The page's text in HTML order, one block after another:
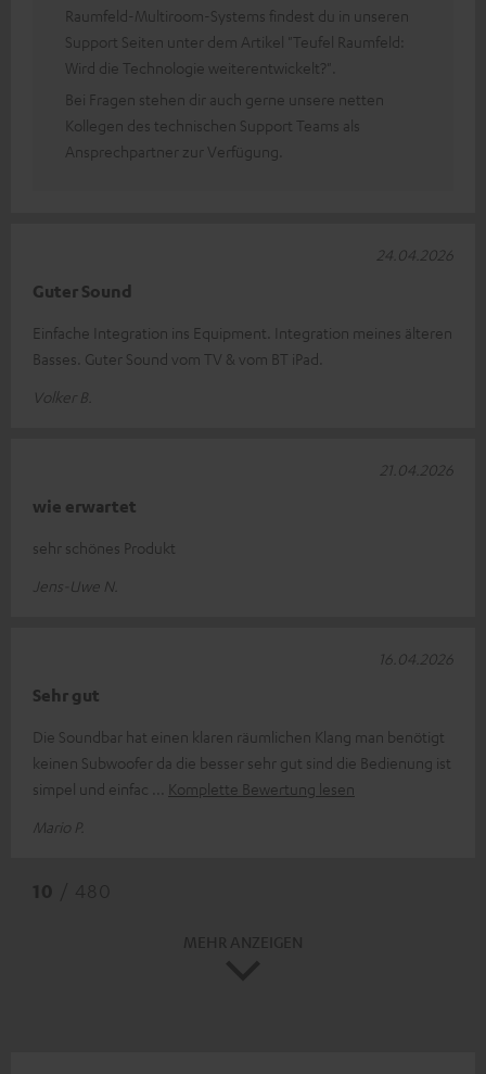
Raumfeld-Multiroom-Systems findest du in unseren
Support Seiten unter dem Artikel "Teufel Raumfeld:
Wird die Technologie weiterentwickelt?".
Bei Fragen stehen dir auch gerne unsere netten
Kollegen des technischen Support Teams als
Ansprechpartner zur Verfügung.
Guter Sound
Einfache Integration ins Equipment. Integration meines älteren
Basses. Guter Sound vom TV & vom BT iPad.
Volker B.
24.04.2026
wie erwartet
sehr schönes Produkt
Jens-Uwe N.
21.04.2026
Sehr gut
Die Soundbar hat einen klaren räumlichen Klang man benötigt
keinen Subwoofer da die besser sehr gut sind die Bedienung ist
simpel und einfac
Komplette Bewertung lesen
Mario P.
16.04.2026